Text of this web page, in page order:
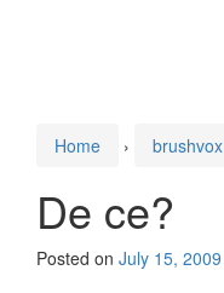
Home › brushvox
De ce?
Posted on July 15, 2009